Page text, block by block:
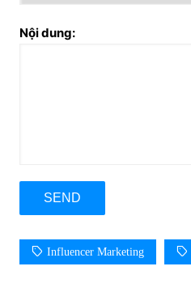
Nội dung:
Influencer Marketing